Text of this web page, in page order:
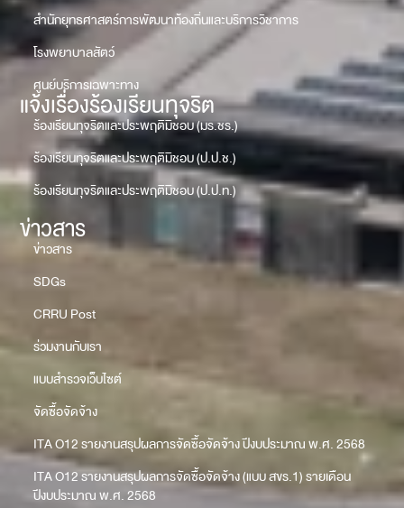
สำนักยุทธศาสตร์การพัฒนาท้องถิ่นและบริการวิชาการ
โรงพยาบาลสัตว์
ศูนย์บริการเฉพาะทาง
แจ้งเรื่องร้องเรียนทุจริต
ร้องเรียนทุจริตและประพฤติมิชอบ (มร.ชร.)
ร้องเรียนทุจริตและประพฤติมิชอบ (ป.ป.ช.)
ร้องเรียนทุจริตและประพฤติมิชอบ (ป.ป.ท.)
ข่าวสาร
ข่าวสาร
SDGs
CRRU Post
ร่วมงานกับเรา
แบบสำรวจเว็บไซต์
จัดซื้อจัดจ้าง
ITA O12 รายงานสรุปผลการจัดซื้อจัดจ้าง ปีงบประมาณ พ.ศ. 2568
ITA O12 รายงานสรุปผลการจัดซื้อจัดจ้าง (แบบ สขร.1) รายเดือน
ปีงบประมาณ พ.ศ. 2568